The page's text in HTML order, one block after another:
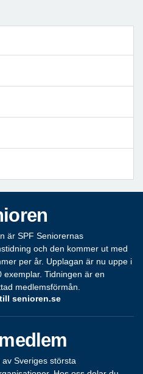
är SPF Seniorernas
och den kommer ut med
per år. Upplagan är nu uppe i
exemplar. Tidningen är en
medlemsförmån.
senioren.se
av Sveriges största